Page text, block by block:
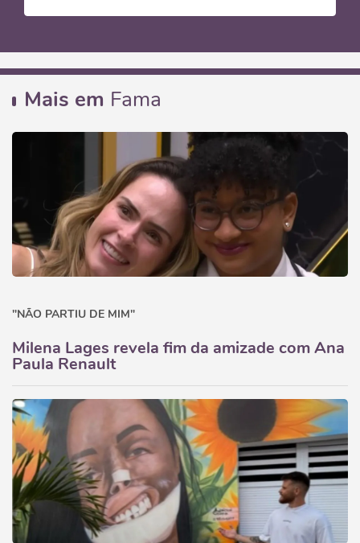
Mais em Fama
"NÃO PARTIU DE MIM"
Milena Lages revela fim da amizade com Ana
Paula Renault